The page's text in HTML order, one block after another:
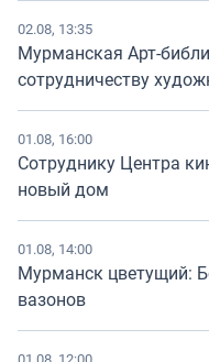
02.08, 13:35
Мурманская Арт-
сотрудничеству
01.08, 16:00
Сотруднику Центра
новый дом
01.08, 14:00
Мурманск цветущий:
вазонов